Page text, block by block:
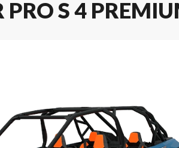
PRO S 4